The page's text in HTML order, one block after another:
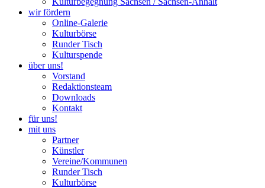
wir fördern
Online-Galerie
Kulturbörse
Runder Tisch
Kulturspende
über uns!
Vorstand
Redaktionsteam
Downloads
Kontakt
für uns!
mit uns
Partner
Künstler
Vereine/Kommunen
Runder Tisch
Kulturbörse